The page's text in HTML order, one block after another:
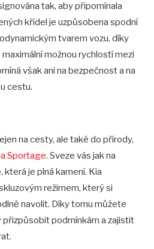
tak, aby připomínala
křídel je uzpůsobena spodní
tvarem vozu, díky
možnou rychlostí mezi
však ani na bezpečnost a na
cestu.
na cesty, ale také do přírody,
Sportage. Sveze vás jak na
která je plná kamení. Kia
režimem, který si
navolit. Díky tomu můžete
přizpůsobit podmínkám a zajistit